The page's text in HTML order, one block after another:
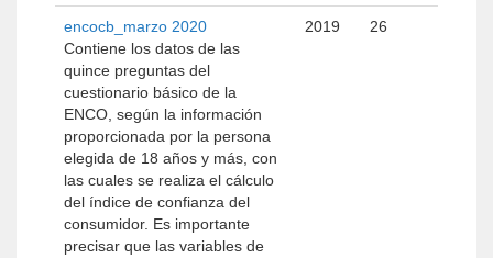
encocb_marzo 2020
Contiene los datos de las
quince preguntas del
cuestionario básico de la
ENCO, según la información
proporcionada por la persona
elegida de 18 años y más, con
las cuales se realiza el cálculo
del índice de confianza del
consumidor. Es importante
precisar que las variables de
2019 26